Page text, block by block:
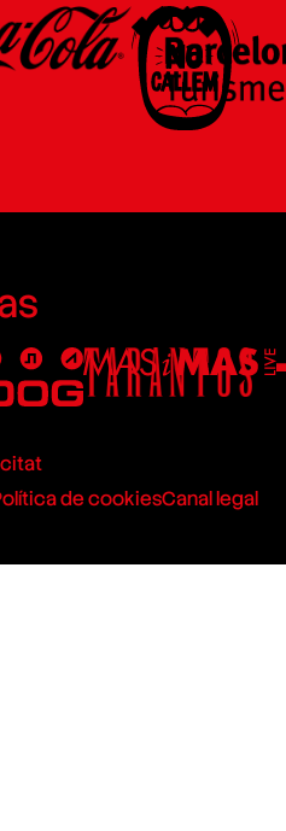
de cookiesCanal legal